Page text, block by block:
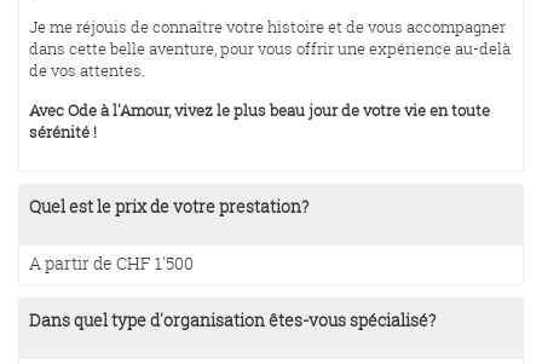
Je me réjouis de connaître votre histoire et de vous accompagner
dans cette belle aventure, pour vous offrir une expérience au-delà
de vos attentes.
Avec Ode à l'Amour, vivez le plus beau jour de votre vie en toute
sérénité !
Quel est le prix de votre prestation?
A partir de CHF 1'500
Dans quel type d'organisation êtes-vous spécialisé?